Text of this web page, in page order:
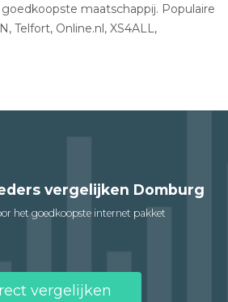
maatschappij. Populaire
Telfort, Online.nl, XS4ALL,
vergelijken Domburg
het goedkoopste internet pakket
vergelijken